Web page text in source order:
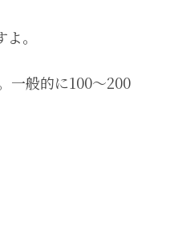
。
一般的に100～200